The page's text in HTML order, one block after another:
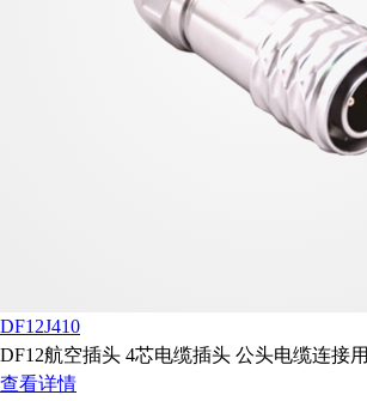
DF12J410
DF12航空插头 4芯电缆插头 公头电缆连接用
查看详情